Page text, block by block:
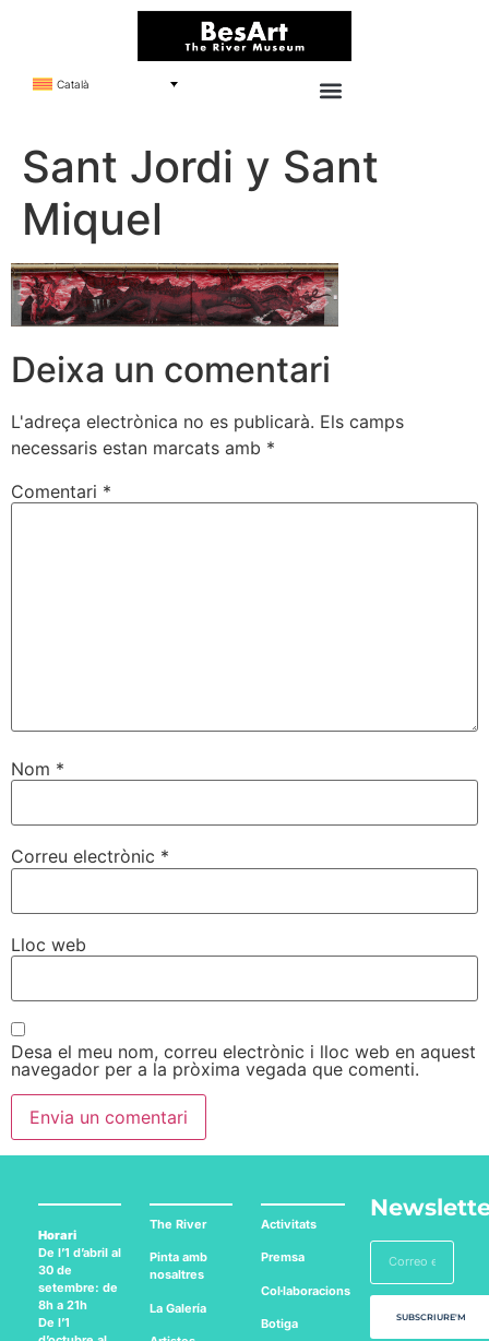
Català
Sant Jordi y Sant
Miquel
Deixa un comentari
L'adreça electrònica no es publicarà. Els camps
necessaris estan marcats amb *
Comentari *
Nom *
Correu electrònic *
Lloc web
Desa el meu nom, correu electrònic i lloc web en aquest
navegador per a la pròxima vegada que comenti.
Horari
De l’1 d’abril al
30 de
setembre: de
8h a 21h
De l’1
The River
Pinta amb
nosaltres
La Galería
Activitats
Premsa
Col·laboracions
Botiga SUBSCRIURE'M